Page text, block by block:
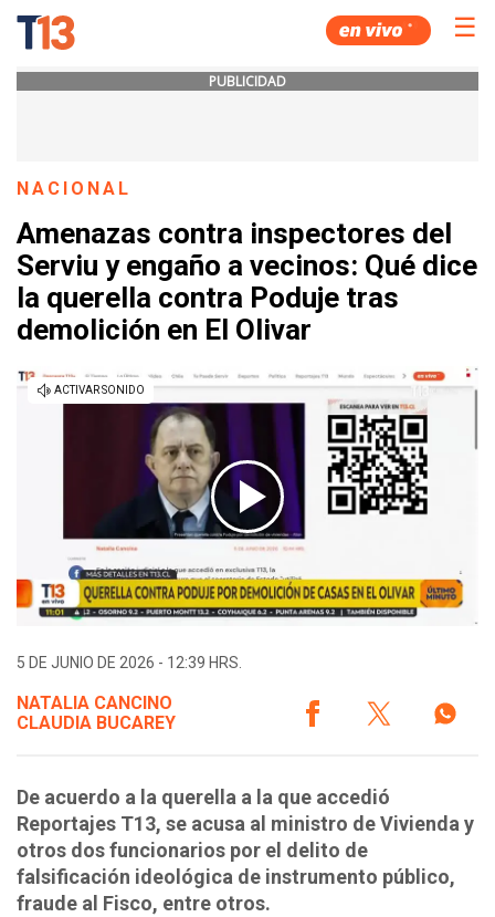
☰
PUBLICIDAD
NACIONAL
Amenazas contra inspectores del
Serviu y engaño a vecinos: Qué dice
la querella contra Poduje tras
demolición en El Olivar
5 DE JUNIO DE 2026 - 12:39 HRS.
NATALIA CANCINO
CLAUDIA BUCAREY
De acuerdo a la querella a la que accedió
Reportajes T13, se acusa al ministro de Vivienda y
otros dos funcionarios por el delito de
falsificación ideológica de instrumento público,
fraude al Fisco, entre otros.